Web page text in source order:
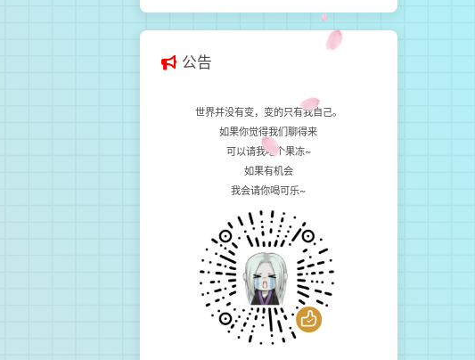
公告
世界并没有变，变的只有我自己。
如果你觉得我们聊得来
可以请我吃个果冻~
如果有机会
我会请你喝可乐~